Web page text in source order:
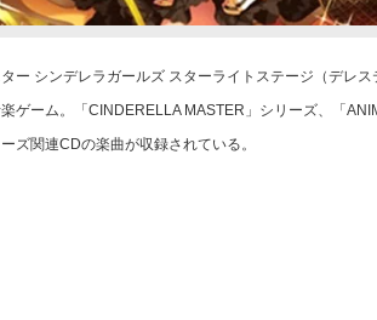
ター シンデレラガールズ スターライトステージ（デレ
ゲーム。「CINDERELLA MASTER」シリーズ、「
ズ関連CDの楽曲が収録されている。